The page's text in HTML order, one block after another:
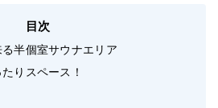
目次
半個室サウナエリア
りスペース！